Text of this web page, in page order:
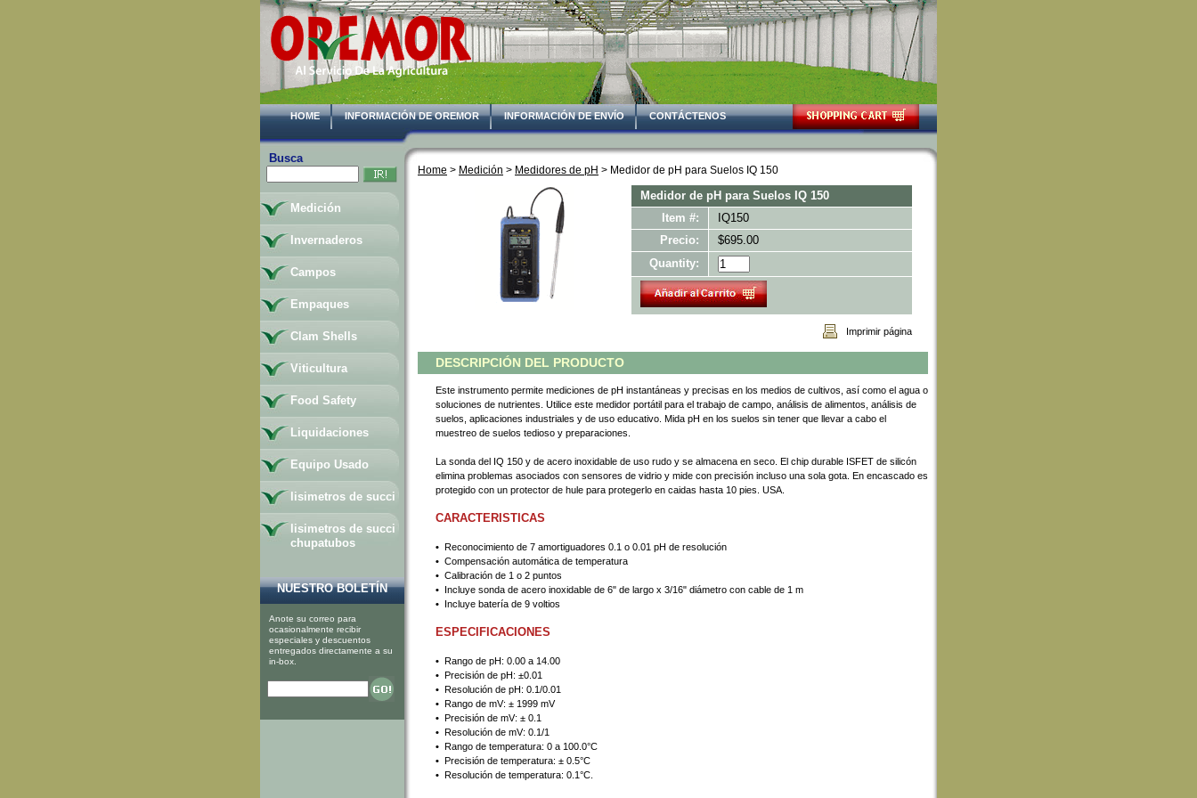
HOME INFORMACIÓN DE OREMOR INFORMACIÓN DE ENVÍO CONTÁCTENOS
Home > Medición > Medidores de pH > Medidor de pH para Suelos IQ 150
Medidor de pH para Suelos IQ 150
Item #:
IQ150
Precio:
$695.00
Quantity:
Imprimir página
DESCRIPCIÓN DEL PRODUCTO
Este instrumento permite mediciones de pH instantáneas y precisas en los medios de cultivos, así como el agua o
soluciones de nutrientes. Utilice este medidor portátil para el trabajo de campo, análisis de alimentos, análisis de
suelos, aplicaciones industriales y de uso educativo. Mida pH en los suelos sin tener que llevar a cabo el
muestreo de suelos tedioso y preparaciones.
La sonda del IQ 150 y de acero inoxidable de uso rudo y se almacena en seco. El chip durable ISFET de silicón
elimina problemas asociados con sensores de vidrio y mide con precisión incluso una sola gota. En encascado es
protegido con un protector de hule para protegerlo en caidas hasta 10 pies. USA.
CARACTERISTICAS
• Reconocimiento de 7 amortiguadores 0.1 o 0.01 pH de resolución
• Compensación automática de temperatura
• Calibración de 1 o 2 puntos
• Incluye sonda de acero inoxidable de 6" de largo x 3/16" diámetro con cable de 1 m
• Incluye batería de 9 voltios
ESPECIFICACIONES
• Rango de pH: 0.00 a 14.00
• Precisión de pH: ±0.01
• Resolución de pH: 0.1/0.01
• Rango de mV: ± 1999 mV
• Precisión de mV: ± 0.1
• Resolución de mV: 0.1/1
• Rango de temperatura: 0 a 100.0°C
• Precisión de temperatura: ± 0.5°C
• Resolución de temperatura: 0.1°C.
Busca
Medición
Invernaderos
Campos
Empaques
Clam Shells
Viticultura
Food Safety
Liquidaciones
Equipo Usado
lisimetros de succi
lisimetros de succi
chupatubos
NUESTRO BOLETÍN
Anote su correo para
ocasionalmente recibir
especiales y descuentos
entregados directamente a su
in-box.